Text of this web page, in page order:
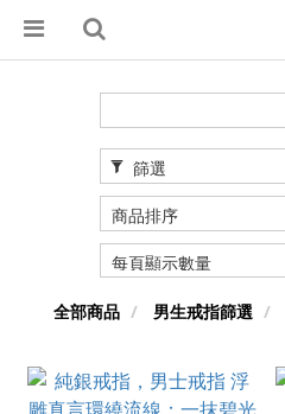
篩選
全部商品 男生戒指篩選